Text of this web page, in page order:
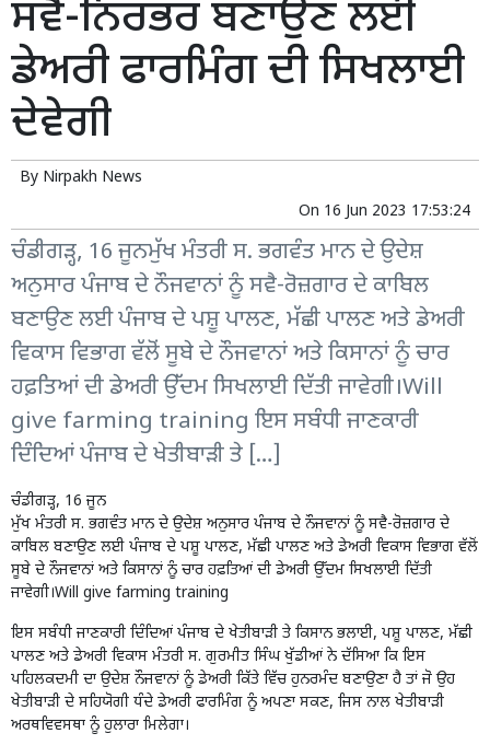
ਸਵੈ-ਨਿਰਭਰ ਬਣਾਉਣ ਲਈ
ਡੇਅਰੀ ਫਾਰਮਿੰਗ ਦੀ ਸਿਖਲਾਈ
ਦੇਵੇਗੀ
By Nirpakh News
On 16 Jun 2023 17:53:24
ਚੰਡੀਗੜ੍ਹ, 16 ਜੂਨਮੁੱਖ ਮੰਤਰੀ ਸ. ਭਗਵੰਤ ਮਾਨ ਦੇ ਉਦੇਸ਼
ਅਨੁਸਾਰ ਪੰਜਾਬ ਦੇ ਨੌਜਵਾਨਾਂ ਨੂੰ ਸਵੈ-ਰੋਜ਼ਗਾਰ ਦੇ ਕਾਬਿਲ
ਬਣਾਉਣ ਲਈ ਪੰਜਾਬ ਦੇ ਪਸ਼ੂ ਪਾਲਣ, ਮੱਛੀ ਪਾਲਣ ਅਤੇ ਡੇਅਰੀ
ਵਿਕਾਸ ਵਿਭਾਗ ਵੱਲੋਂ ਸੂਬੇ ਦੇ ਨੌਜਵਾਨਾਂ ਅਤੇ ਕਿਸਾਨਾਂ ਨੂੰ ਚਾਰ
ਹਫ਼ਤਿਆਂ ਦੀ ਡੇਅਰੀ ਉੱਦਮ ਸਿਖਲਾਈ ਦਿੱਤੀ ਜਾਵੇਗੀ।Will
give farming training ਇਸ ਸਬੰਧੀ ਜਾਣਕਾਰੀ
ਦਿੰਦਿਆਂ ਪੰਜਾਬ ਦੇ ਖੇਤੀਬਾੜੀ ਤੇ […]
ਚੰਡੀਗੜ੍ਹ, 16 ਜੂਨ
ਮੁੱਖ ਮੰਤਰੀ ਸ. ਭਗਵੰਤ ਮਾਨ ਦੇ ਉਦੇਸ਼ ਅਨੁਸਾਰ ਪੰਜਾਬ ਦੇ ਨੌਜਵਾਨਾਂ ਨੂੰ ਸਵੈ-ਰੋਜ਼ਗਾਰ ਦੇ
ਕਾਬਿਲ ਬਣਾਉਣ ਲਈ ਪੰਜਾਬ ਦੇ ਪਸ਼ੂ ਪਾਲਣ, ਮੱਛੀ ਪਾਲਣ ਅਤੇ ਡੇਅਰੀ ਵਿਕਾਸ ਵਿਭਾਗ ਵੱਲੋਂ
ਸੂਬੇ ਦੇ ਨੌਜਵਾਨਾਂ ਅਤੇ ਕਿਸਾਨਾਂ ਨੂੰ ਚਾਰ ਹਫ਼ਤਿਆਂ ਦੀ ਡੇਅਰੀ ਉੱਦਮ ਸਿਖਲਾਈ ਦਿੱਤੀ
ਜਾਵੇਗੀ।Will give farming training
ਇਸ ਸਬੰਧੀ ਜਾਣਕਾਰੀ ਦਿੰਦਿਆਂ ਪੰਜਾਬ ਦੇ ਖੇਤੀਬਾੜੀ ਤੇ ਕਿਸਾਨ ਭਲਾਈ, ਪਸ਼ੂ ਪਾਲਣ, ਮੱਛੀ
ਪਾਲਣ ਅਤੇ ਡੇਅਰੀ ਵਿਕਾਸ ਮੰਤਰੀ ਸ. ਗੁਰਮੀਤ ਸਿੰਘ ਖੁੱਡੀਆਂ ਨੇ ਦੱਸਿਆ ਕਿ ਇਸ
ਪਹਿਲਕਦਮੀ ਦਾ ਉਦੇਸ਼ ਨੌਜਵਾਨਾਂ ਨੂੰ ਡੇਅਰੀ ਕਿੱਤੇ ਵਿੱਚ ਹੁਨਰਮੰਦ ਬਣਾਉਣਾ ਹੈ ਤਾਂ ਜੋ ਉਹ
ਖੇਤੀਬਾੜੀ ਦੇ ਸਹਿਯੋਗੀ ਧੰਦੇ ਡੇਅਰੀ ਫਾਰਮਿੰਗ ਨੂੰ ਅਪਣਾ ਸਕਣ, ਜਿਸ ਨਾਲ ਖੇਤੀਬਾੜੀ
ਅਰਥਵਿਵਸਥਾ ਨੂੰ ਹੁਲਾਰਾ ਮਿਲੇਗਾ।